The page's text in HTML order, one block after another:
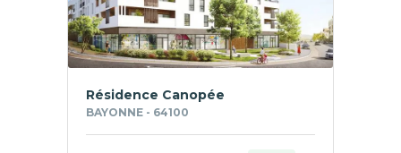
Résidence Canopée
BAYONNE - 64100